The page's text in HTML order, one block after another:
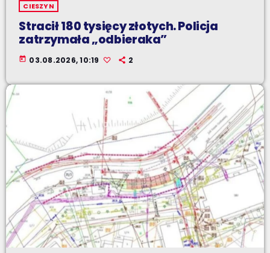
CIESZYN
Stracił 180 tysięcy złotych. Policja
zatrzymała „odbieraka”
today 03.08.2026, 10:19 2